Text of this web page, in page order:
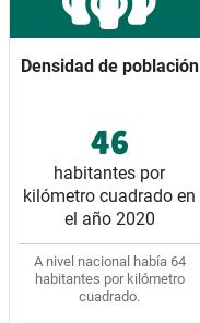
Densidad de población
46
habitantes por
kilómetro cuadrado en
el año 2020
A nivel nacional había 64
habitantes por kilómetro
cuadrado.
Densidad de población
Ocupó el lugar 21 entre
los 32 estados del país.